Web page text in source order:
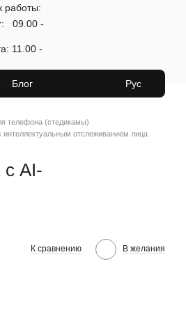
работы:
: 09.00 -
11.00 -
Блог Рус
телефона (стедикамы)
отслеживанием лица
AI-
К сравнению В желания